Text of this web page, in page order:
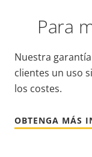
Para
Nuestra
clientes un uso
los costes.